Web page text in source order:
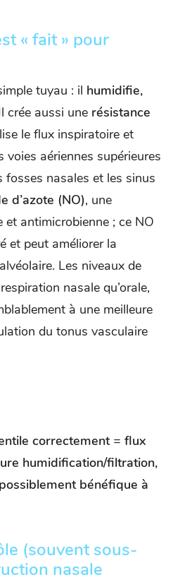
« fait » pour
tuyau : il humidifie,
crée aussi une résistance
le flux inspiratoire et
voies aériennes supérieures
fosses nasales et les sinus
d’azote (NO), une
antimicrobienne ; ce NO
et peut améliorer la
Les niveaux de
nasale qu’orale,
à une meilleure
du tonus vasculaire
correctement = flux
humidification/filtration,
bénéfique à
(souvent sous-
nasale